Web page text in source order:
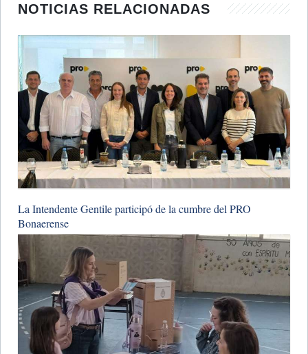
NOTICIAS RELACIONADAS
La Intendente Gentile participó de la cumbre del PRO
Bonaerense